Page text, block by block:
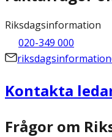
Riksdagsinformation
020-349 000
Kontakta
Frågor om